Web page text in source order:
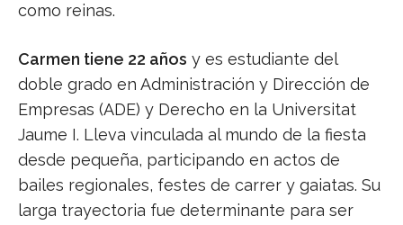
como reinas.
Carmen tiene 22 años y es estudiante del
doble grado en Administración y Dirección de
Empresas (ADE) y Derecho en la Universitat
Jaume I. Lleva vinculada al mundo de la fiesta
desde pequeña, participando en actos de
bailes regionales, festes de carrer y gaiatas. Su
larga trayectoria fue determinante para ser